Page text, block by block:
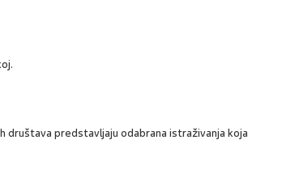
društava predstavljaju odabrana istraživanja koja